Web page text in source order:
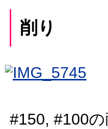
削り
#150, #100